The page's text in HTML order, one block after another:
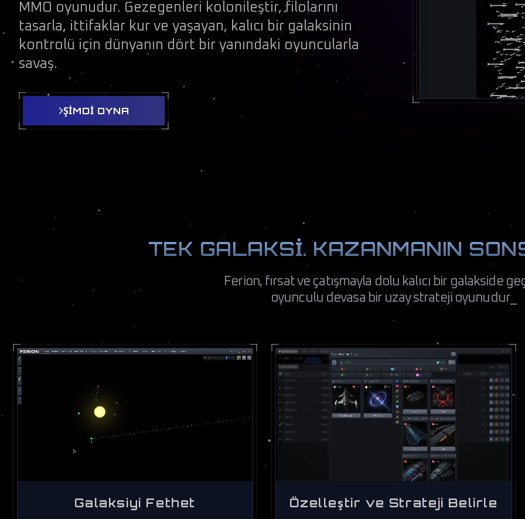
MMO oyunudur. Gezegenleri kolonileştir, filolarını
tasarla, ittifaklar kur ve yaşayan, kalıcı bir galaksinin
kontrolü için dünyanın dört bir yanındaki oyuncularla
savaş.
ŞİMDİ OYNA
TEK GALAKSİ. KAZANMANIN
Ferion, fırsat ve çatışmayla dolu kalıcı bir galakside
oyunculu devasa bir uzay strateji oyunudur_
Galaksiyi Fethet Özelleştir ve Strateji Belirle